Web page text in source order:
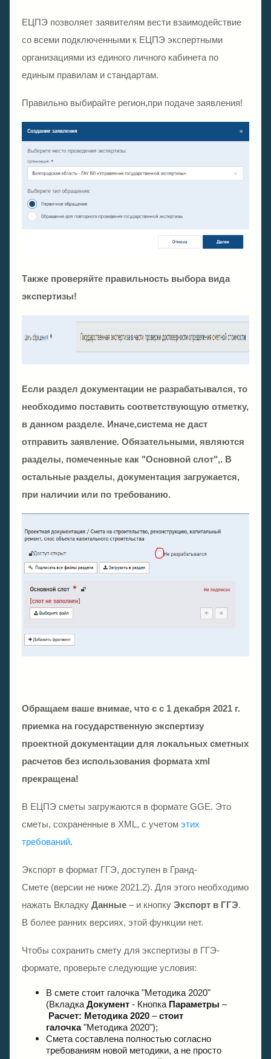
ЕЦПЭ позволяет заявителям вести взаимодействие
со всеми подключенными к ЕЦПЭ экспертными
организациями из единого личного кабинета по
единым правилам и стандартам.
Правильно выбирайте регион,при подаче заявления!
Также проверяйте правильность выбора вида
экспертизы!
Если раздел документации не разрабатывался, то
необходимо поставить соответствующую отметку,
в данном разделе. Иначе,система не даст
отправить заявление. Обязательными, являются
разделы, помеченные как "Основной слот",. В
остальные разделы, документация загружается,
при наличии или по требованию.
Обращаем ваше внимае, что с с 1 декабря 2021 г.
приемка на государственную экспертизу
проектной документации для локальных сметных
расчетов без использования формата xml
прекращена!
В ЕЦПЭ сметы загружаются в формате GGE. Это
сметы, сохраненные в XML, с учетом этих
требований.
Экспорт в формат ГГЭ, доступен в Гранд-
Смете (версии не ниже 2021.2). Для этого необходимо
нажать Вкладку Данные – и кнопку Экспорт в ГГЭ.
В более ранних версиях, этой функции нет.
Чтобы сохранить смету для экспертизы в ГГЭ-
формате, проверьте следующие условия:
В смете стоит галочка "Методика 2020"
(ВкладкаДокумент - Кнопка Параметры –
Расчет: Методика 2020 –стоит
галочка"Методика 2020");
Смета составлена полностью согласно
требованиям новой методики, а не просто